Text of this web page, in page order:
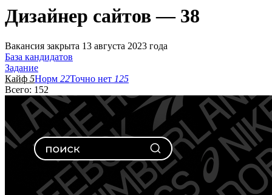
Дизайнер сайтов — 38
Вакансия закрыта 13 августа 2023 года
База кандидатов
Задание
Кайф 5Норм 22Точно нет 125
Всего: 152